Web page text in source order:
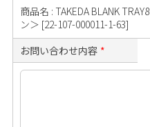
商品名 : TAKEDA BLANK
ン＞ [22-107-000011-1-63]
お問い合わせ内容 *